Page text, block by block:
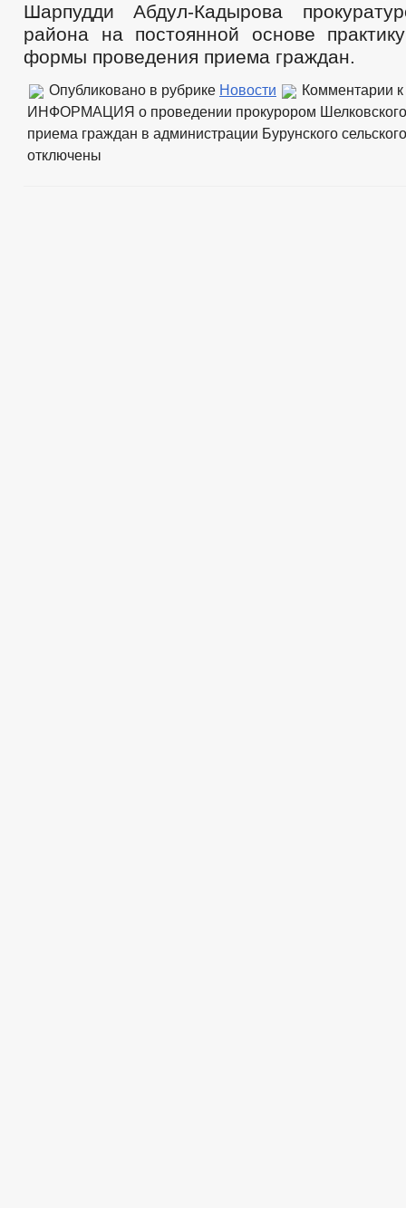
Шарпудди Абдул-Кадырова
района на постоянной основе
формы проведения приема граждан.
Опубликовано в рубрике Новости Комментарии
ИНФОРМАЦИЯ о проведении прокурором Шелковского
приема граждан в администрации Бурунского
отключены